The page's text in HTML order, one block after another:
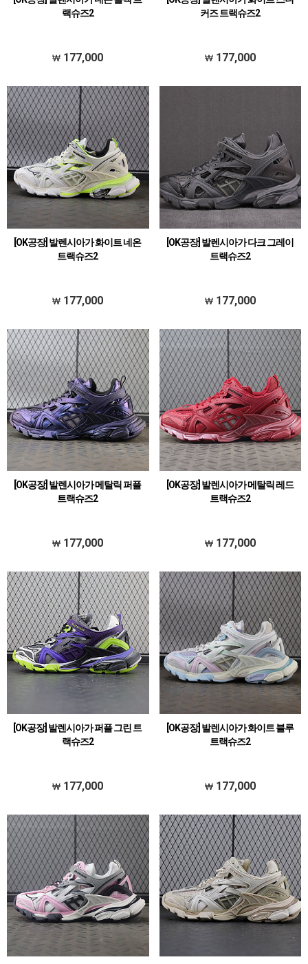
랙슈즈2
177,000
커즈 트랙슈즈2
177,000
[OK공장] 발렌시아가 화이트 네온
트랙슈즈2
177,000
[OK공장] 발렌시아가 다크 그레이
트랙슈즈2
177,000
[OK공장] 발렌시아가 메탈릭 퍼플
트랙슈즈2
177,000
[OK공장] 발렌시아가 메탈릭 레드
트랙슈즈2
177,000
[OK공장] 발렌시아가 퍼플 그린 트
랙슈즈2
177,000
[OK공장] 발렌시아가 화이트 블루
트랙슈즈2
177,000